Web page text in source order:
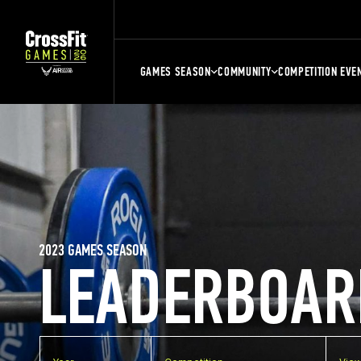
GAMES SEASON COMMUNITY COMPETITION
2023 GAMES SEASON